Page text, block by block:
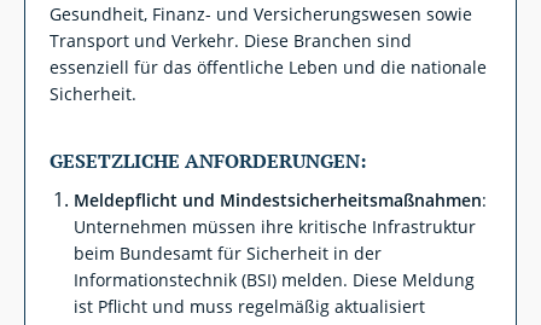
Gesundheit, Finanz- und Versicherungswesen sowie
Transport und Verkehr. Diese Branchen sind
essenziell für das öffentliche Leben und die nationale
Sicherheit.
GESETZLICHE ANFORDERUNGEN:
Meldepflicht und Mindestsicherheitsmaßnahmen:
Unternehmen müssen ihre kritische Infrastruktur
beim Bundesamt für Sicherheit in der
Informationstechnik (BSI) melden. Diese Meldung
ist Pflicht und muss regelmäßig aktualisiert